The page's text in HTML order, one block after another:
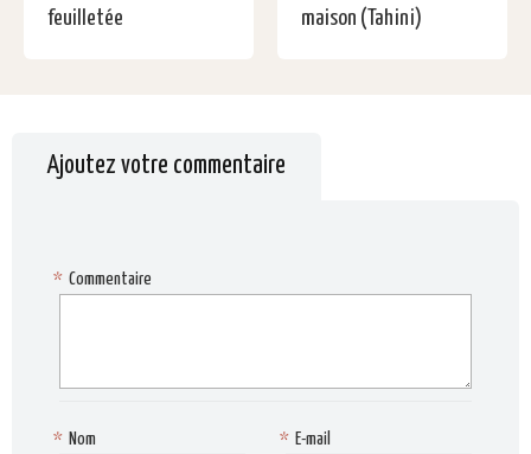
feuilletée
maison (Tahini)
Ajoutez votre commentaire
Commentaire
*
Nom
* E-mail
*